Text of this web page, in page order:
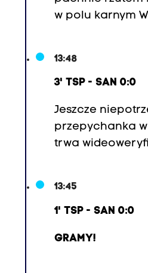
w polu karnym
13:48
3' TSP - SAN 0:0
Jeszcze
przepychanka
trwa
13:45
1' TSP - SAN 0:0
GRAMY!